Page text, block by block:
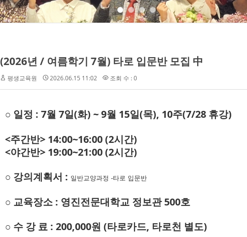
(2026년 / 여름학기 7월) 타로 입문반 모집 中
평생교육원 2026.06.15 11:02 조회 수 : 0
○ 일정 : 7월 7일(화) ~ 9월 15일(목), 10주(7/28 휴강)
<주간반> 14:00~16:00 (2시간)
<야간반> 19:00~21:00 (2시간)
○ 강의계획서 : 일반교양과정 -타로 입문반
○ 교육장소 : 영진전문대학교 정보관 500호
○ 수 강 료 : 200,000원 (타로카드, 타로천 별도)